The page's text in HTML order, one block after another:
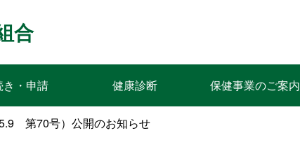
合
き・申請 健康診断 保健事業のご案内
第70号）公開のお知らせ